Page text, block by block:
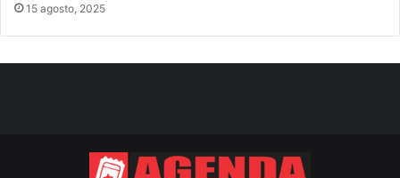
15 agosto, 2025